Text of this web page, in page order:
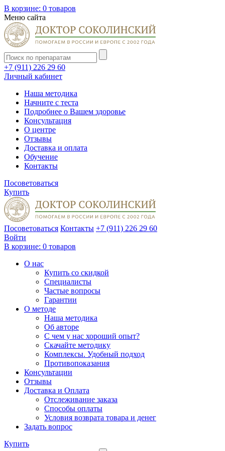
В корзине: 0 товаров
Меню сайта
+7 (911) 226 29 60
Личный кабинет
Наша методика
Начните с теста
Подробнее о Вашем здоровье
Консультация
О центре
Отзывы
Доставка и оплата
Обучение
Контакты
Посоветоваться
Купить
Посоветоваться Контакты +7 (911) 226 29 60
Войти
В корзине: 0 товаров
О нас
Купить со скидкой
Специалисты
Частые вопросы
Гарантии
О методе
Наша методика
Об авторе
С чем у нас хороший опыт?
Скачайте методику
Комплексы. Удобный подход
Противопоказания
Консультации
Отзывы
Доставка и Оплата
Отслеживание заказа
Способы оплаты
Условия возврата товара и денег
Задать вопрос
Купить